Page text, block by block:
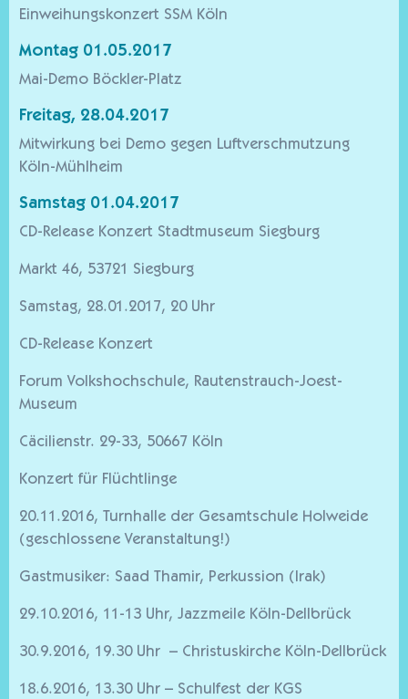
Einweihungskonzert SSM Köln
Montag 01.05.2017
Mai-Demo Böckler-Platz
Freitag, 28.04.2017
Mitwirkung bei Demo gegen Luftverschmutzung
Köln-Mühlheim
Samstag 01.04.2017
CD-Release Konzert Stadtmuseum Siegburg
Markt 46, 53721 Siegburg
Samstag, 28.01.2017, 20 Uhr
CD-Release Konzert
Forum Volkshochschule, Rautenstrauch-Joest-
Museum
Cäcilienstr. 29-33, 50667 Köln
Konzert für Flüchtlinge
20.11.2016, Turnhalle der Gesamtschule Holweide
(geschlossene Veranstaltung!)
Gastmusiker: Saad Thamir, Perkussion (Irak)
29.10.2016, 11-13 Uhr, Jazzmeile Köln-Dellbrück
30.9.2016, 19.30 Uhr – Christuskirche Köln-Dellbrück
18.6.2016, 13.30 Uhr – Schulfest der KGS